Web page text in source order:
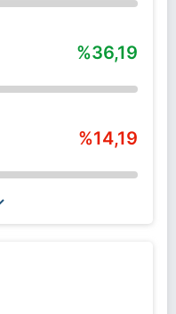
%36,19
%14,19